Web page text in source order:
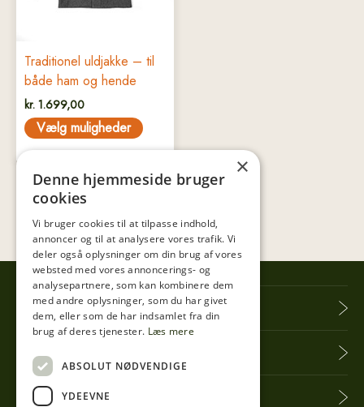
Traditionel uldjakke – til
både ham og hende
kr. 1.699,00
Vælg muligheder
varesiden
Tibberup Høkeren
Information
Praktisk info
×
Denne hjemmeside bruger
cookies
Vi bruger cookies til at tilpasse indhold,
annoncer og til at analysere vores trafik. Vi
deler også oplysninger om din brug af vores
websted med vores annoncerings- og
analysepartnere, som kan kombinere dem
med andre oplysninger, som du har givet
dem, eller som de har indsamlet fra din
brug af deres tjenester. Læs mere
ABSOLUT NØDVENDIGE
YDEEVNE